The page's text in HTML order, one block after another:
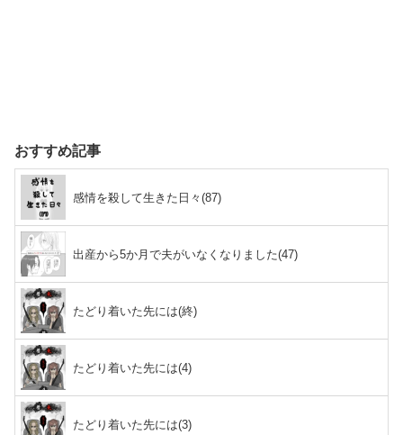
おすすめ記事
感情を殺して生きた日々(87)
出産から5か月で夫がいなくなりました(47)
たどり着いた先には(終)
たどり着いた先には(4)
たどり着いた先には(3)